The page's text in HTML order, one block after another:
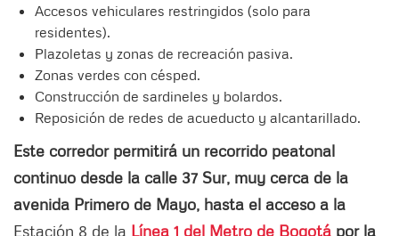
Accesos vehiculares restringidos (solo para
residentes).
Plazoletas y zonas de recreación pasiva.
Zonas verdes con césped.
Construcción de sardineles y bolardos.
Reposición de redes de acueducto y alcantarillado.
Este corredor permitirá un recorrido peatonal
continuo desde la calle 37 Sur, muy cerca de la
avenida Primero de Mayo, hasta el acceso a la
Estación 8 de la Línea 1 del Metro de Bogotá por la